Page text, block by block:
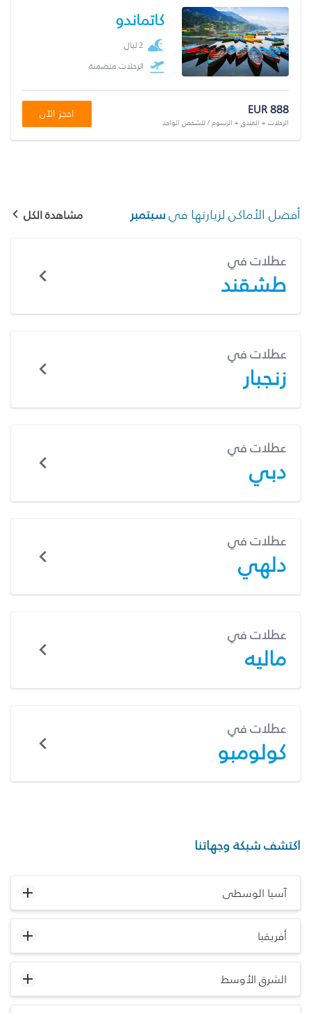
كاتماندو
2 ليال
الرحلات متضمنة
EUR 888
الرحلات + الفندق + الرسوم / للشخص الواحد
احجز الآن
أفضل الأماكن لزيارتها فيسبتمبر مشاهدة الكل
عطلات في
طشقند
عطلات في
زنجبار
عطلات في
دبي
عطلات في
دلهي
عطلات في
ماليه
عطلات في
كولومبو
اكتشف شبكة وجهاتنا
آسيا الوسطى
أفريقيا
الشرق الأوسط